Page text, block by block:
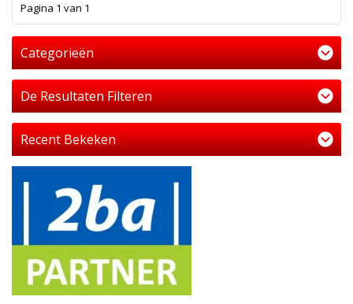
Pagina 1 van 1
Categorieën
De Resultaten Filteren
Recent Bekeken